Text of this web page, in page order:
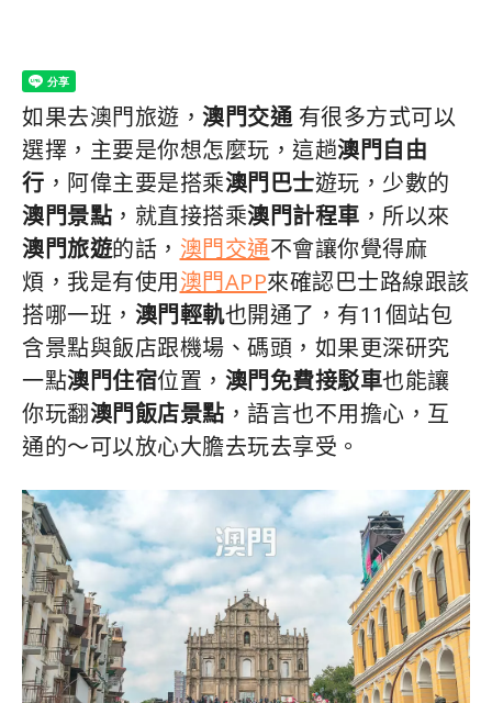
如果去澳門旅遊， 澳門交通有很多方式可以
選擇，主要是你想怎麼玩，這趟澳門自由
行 ，阿偉主要是搭乘澳門巴士遊玩，少數的
澳門景點 ，就直接搭乘澳門計程車 ，所以來
澳門旅遊的話， 澳門交通不會讓你覺得麻
煩，我是有使用澳門APP來確認巴士路線跟該
搭哪一班， 澳門輕軌也開通了，有11個站包
含景點與飯店跟機場、碼頭，如果更深研究
一點澳門住宿位置， 澳門免費接駁車也能讓
你玩翻澳門飯店景點 ，語言也不用擔心，互
通的～可以放心大膽去玩去享受。